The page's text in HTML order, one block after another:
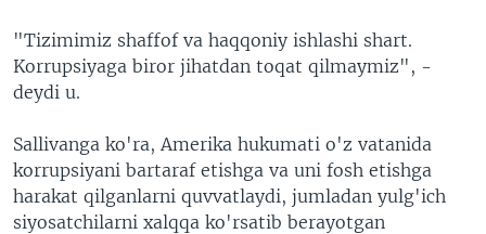
"Tizimimiz shaffof va haqqoniy ishlashi shart.
Korrupsiyaga biror jihatdan toqat qilmaymiz", -
deydi u.
Sallivanga ko'ra, Amerika hukumati o'z vatanida
korrupsiyani bartaraf etishga va uni fosh etishga
harakat qilganlarni quvvatlaydi, jumladan yulg'ich
siyosatchilarni xalqqa ko'rsatib berayotgan